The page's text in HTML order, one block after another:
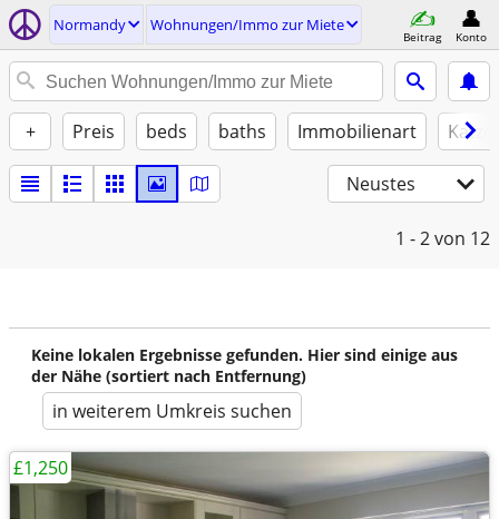
Normandy Wohnungen/Immo zur Miete
Beitrag Konto
+ Preis beds baths Immobilienart
Neustes
1 - 2von 12
Keine lokalen Ergebnisse gefunden. Hier sind einige aus
der Nähe (sortiert nach Entfernung)
in weiterem Umkreis suchen
£1,250